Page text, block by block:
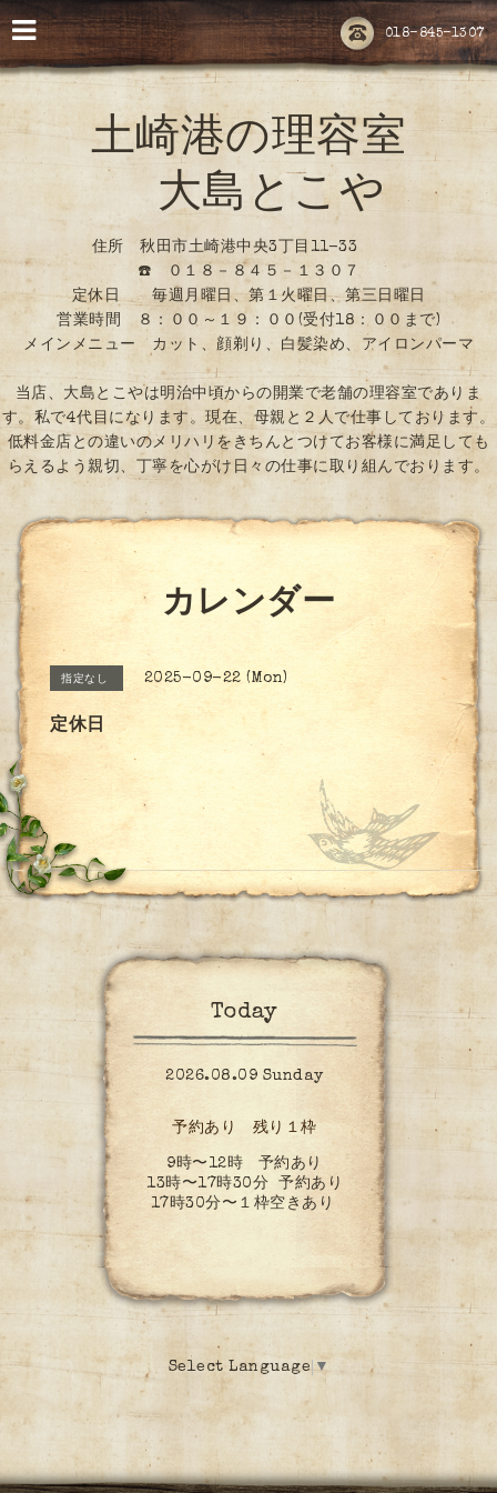
018-845-1307
土崎港の理容室
大島とこや
住所 秋田市土崎港中央3丁目11-33
☎️ ０１８－８４５－１３０７
定休日 毎週月曜日、第１火曜日、第三日曜日
営業時間 ８：００～１９：００(受付18：００まで)
メインメニュー カット、顔剃り、白髪染め、アイロンパーマ
当店、大島とこやは明治中頃からの開業で老舗の理容室でありま
す。私で4代目になります。現在、母親と２人で仕事しております。
低料金店との違いのメリハリをきちんとつけてお客様に満足しても
らえるよう親切、丁寧を心がけ日々の仕事に取り組んでおります。
カレンダー
指定なし 2025-09-22 (Mon)
定休日
Today
2026.08.09 Sunday
予約あり 残り１枠
9時〜12時 予約あり
13時〜17時30分 予約あり
17時30分〜１枠空きあり
Select Language ▼